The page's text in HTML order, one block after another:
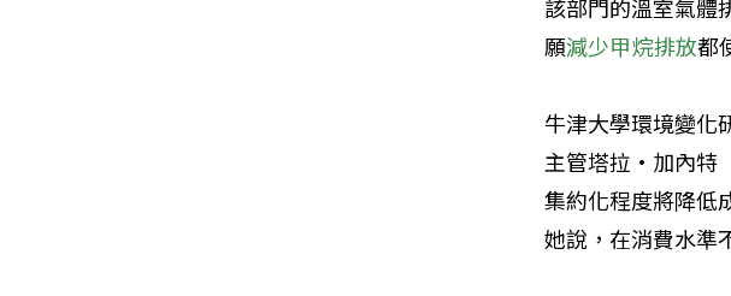
該部門的溫室氣體
願減少甲烷排放都
牛津大學環境變
主管塔拉·加內特
集約化程度將降低
她說，在消費水準